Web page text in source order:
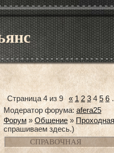
Страница 4 из9 « 1 2 3 4 5 6
Модератор форума: afera25
Форум » Общение » Проходная
спрашиваем здесь.)
СПРАВОЧНАЯ